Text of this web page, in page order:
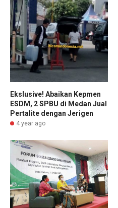
Ekslusive! Abaikan Kepmen
ESDM, 2 SPBU di Medan Jual
Pertalite dengan Jerigen
4 year ago